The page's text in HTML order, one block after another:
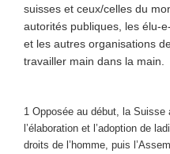
suisses et ceux/celles du
autorités publiques, les élu-
et les autres organisations
travailler main dans la main.
1 Opposée au début, la
l’élaboration et l’adoption de
droits de l’homme, puis